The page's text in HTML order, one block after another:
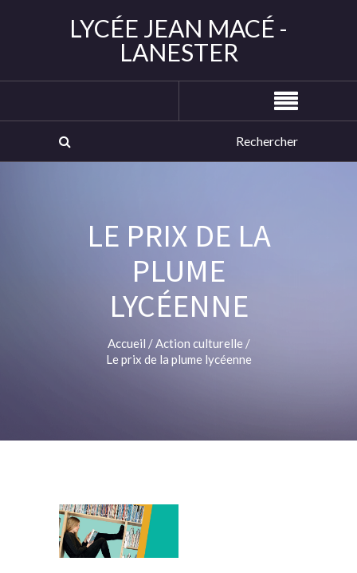
LYCÉE JEAN MACÉ -
LANESTER
LE PRIX DE LA
PLUME
LYCÉENNE
Accueil /Action culturelle /
Le prix de la plume lycéenne